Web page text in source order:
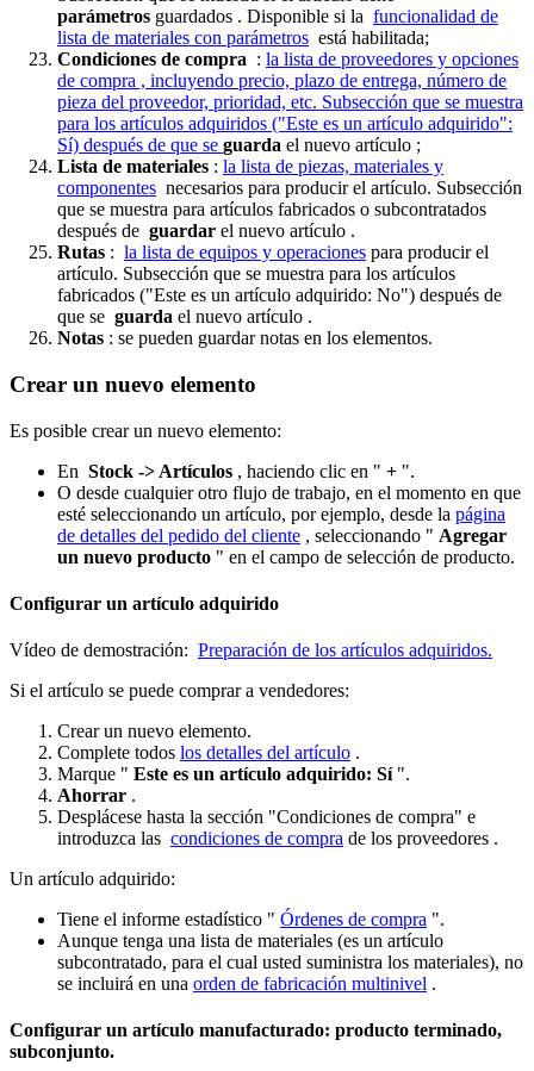
parámetros guardados . Disponible si la funcionalidad de
lista de materiales con parámetros está habilitada;
Condiciones de compra : la lista de proveedores y opciones
de compra , incluyendo precio, plazo de entrega, número de
pieza del proveedor, prioridad, etc. Subsección que se muestra
para los artículos adquiridos ("Este es un artículo adquirido":
Sí) después de que se guarda el nuevo artículo ;
Lista de materiales : la lista de piezas, materiales y
componentes necesarios para producir el artículo. Subsección
que se muestra para artículos fabricados o subcontratados
después de guardar el nuevo artículo .
Rutas : la lista de equipos y operaciones para producir el
artículo. Subsección que se muestra para los artículos
fabricados ("Este es un artículo adquirido: No") después de
que se guarda el nuevo artículo .
Notas : se pueden guardar notas en los elementos.
Crear un nuevo elemento
Es posible crear un nuevo elemento:
En Stock -> Artículos , haciendo clic en " + ".
O desde cualquier otro flujo de trabajo, en el momento en que
esté seleccionando un artículo, por ejemplo, desde la página
de detalles del pedido del cliente , seleccionando " Agregar
un nuevo producto " en el campo de selección de producto.
Configurar un artículo adquirido
Vídeo de demostración: Preparación de los artículos adquiridos.
Si el artículo se puede comprar a vendedores:
Crear un nuevo elemento.
Complete todos los detalles del artículo .
Marque " Este es un artículo adquirido: Sí".
Ahorrar .
Desplácese hasta la sección "Condiciones de compra" e
introduzca las condiciones de compra de los proveedores .
Un artículo adquirido:
Tiene el informe estadístico " Órdenes de compra ".
Aunque tenga una lista de materiales (es un artículo
subcontratado, para el cual usted suministra los materiales), no
se incluirá en una orden de fabricación multinivel .
Configurar un artículo manufacturado: producto terminado,
subconjunto.